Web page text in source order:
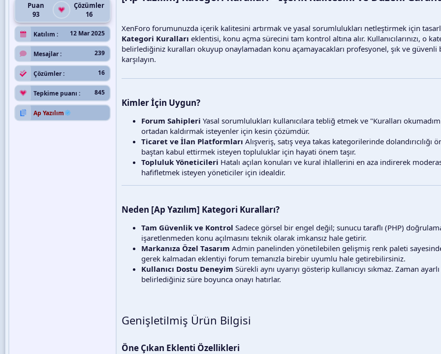
Puan
93
Çözümler
16
Katılım 12 Mar 2025
Mesajlar 239
Çözümler 16
Tepkime puanı 845
Ap Yazılım
XenForo forumunuzda içerik kalitesini artırmak ve yasal sorumlulukları netleştirmek için
Kategori Kuralları eklentisi, konu açma sürecini tam kontrol altına alır. Kullanıcılarınızı, o
belirlediğiniz kuralları okuyup onaylamadan konu açamayacakları profesyonel, şık ve güvenli
karşılayın.
Kimler İçin Uygun?
Forum Sahipleri Yasal sorumlulukları kullanıcılara tebliğ etmek ve "Kuralları
ortadan kaldırmak isteyenler için kesin çözümdür.
Ticaret ve İlan Platformları Alışveriş, satış veya takas kategorilerinde dolandırıcılığı
baştan kabul ettirmek isteyen topluluklar için hayati önem taşır.
Topluluk Yöneticileri Hatalı açılan konuları ve kural ihlallerini en aza indirerek
hafifletmek isteyen yöneticiler için idealdir.
Neden [Ap Yazılım] Kategori Kuralları?
Tam Güvenlik ve Kontrol Sadece görsel bir engel değil; sunucu taraflı (PHP)
işaretlenmeden konu açılmasını teknik olarak imkansız hale getirir.
Markanıza Özel Tasarım Admin panelinden yönetilebilen gelişmiş renk paleti
gerek kalmadan eklentiyi forum temanızla birebir uyumlu hale getirebilirsiniz.
Kullanıcı Dostu Deneyim Sürekli aynı uyarıyı gösterip kullanıcıyı sıkmaz. Zaman
belirlediğiniz süre boyunca onayı hatırlar.
Genişletilmiş Ürün Bilgisi
Öne Çıkan Eklenti Özellikleri